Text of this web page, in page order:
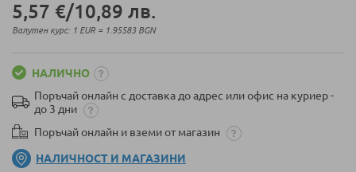
5,57 €/10,89 лв.
Валутен курс: 1 EUR = 1.95583 BGN
НАЛИЧНО
Поръчай онлайн с доставка до адрес или офис на куриер -
до 3 дни
Поръчай онлайн и вземи от магазин
НАЛИЧНОСТ И МАГАЗИНИ